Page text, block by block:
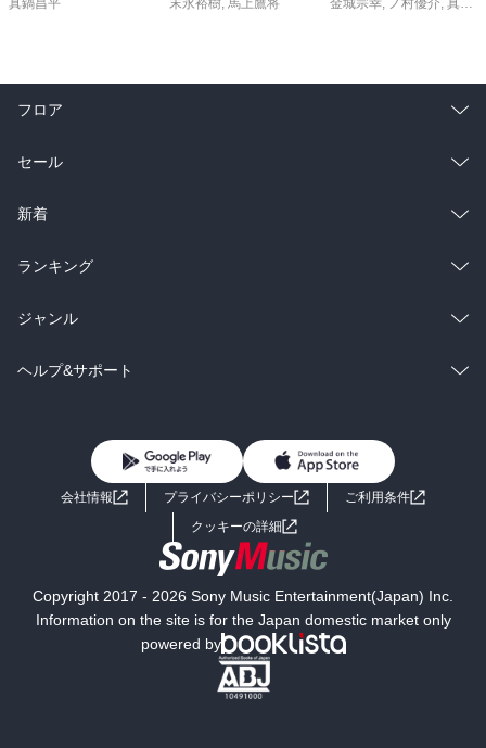
真鍋昌平
末永裕樹, 馬上鷹将
金城宗幸, ノ村優介, 真島ヒロ
フロア
総合
ラノベ
雑誌・グラビア
BL・TL
セール
総合
ラノベ
雑誌・グラビア
BL・TL
新着
総合
ラノベ
雑誌・グラビア
ランキング
総合
ラノベ
ジャンル
コミック
ライトノベル 男子向けラノベ
小説
海外小説
ミステリー SF
文学
ヘルプ&サポート
よくあるご質問 お問い合わせ
会社情報 プライバシーポリシー
ご利用条件
クッキーの詳細
Copyright 2017 - 2026 Sony Music Entertainment(Japan) Inc.
Information on the site is for the Japan domestic market only
powered by